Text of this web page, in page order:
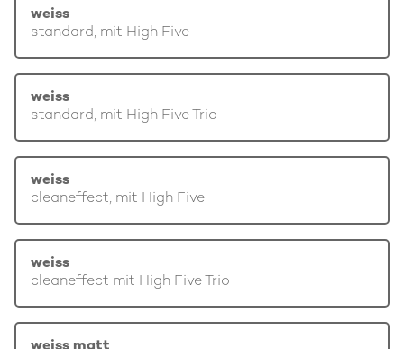
weiss
standard, mit High Five
weiss
standard, mit High Five Trio
weiss
cleaneffect, mit High Five
weiss
cleaneffect mit High Five Trio